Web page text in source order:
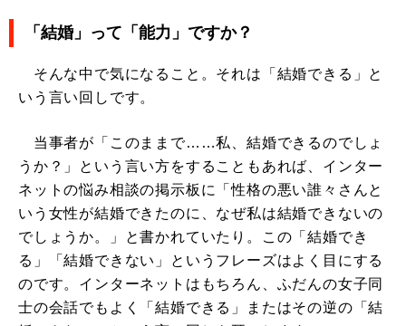
「結婚」って「能力」ですか？
そんな中で気になること。それは「結婚できる」と
いう言い回しです。
当事者が「このままで……私、結婚できるのでしょ
うか？」という言い方をすることもあれば、インター
ネットの悩み相談の掲示板に「性格の悪い誰々さんと
いう女性が結婚できたのに、なぜ私は結婚できないの
でしょうか。」と書かれていたり。この「結婚でき
る」「結婚できない」というフレーズはよく目にする
のです。インターネットはもちろん、ふだんの女子同
士の会話でもよく「結婚できる」またはその逆の「結